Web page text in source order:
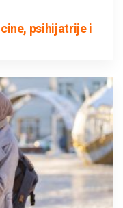
psihijatrije i